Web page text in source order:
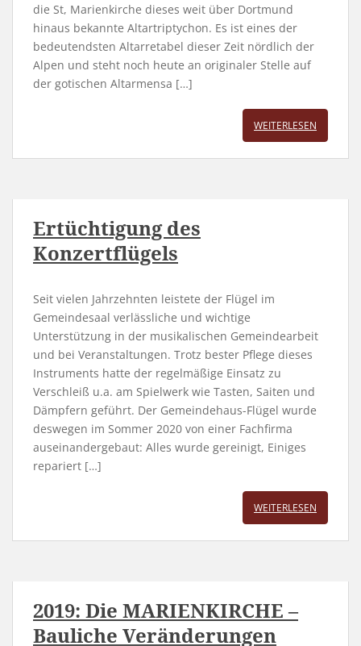
die St, Marienkirche dieses weit über Dortmund
hinaus bekannte Altartriptychon. Es ist eines der
bedeutendsten Altarretabel dieser Zeit nördlich der
Alpen und steht noch heute an originaler Stelle auf
der gotischen Altarmensa […]
WEITERLESEN
Ertüchtigung des
Konzertflügels
Seit vielen Jahrzehnten leistete der Flügel im
Gemeindesaal verlässliche und wichtige
Unterstützung in der musikalischen Gemeindearbeit
und bei Veranstaltungen. Trotz bester Pflege dieses
Instruments hatte der regelmäßige Einsatz zu
Verschleiß u.a. am Spielwerk wie Tasten, Saiten und
Dämpfern geführt. Der Gemeindehaus-Flügel wurde
deswegen im Sommer 2020 von einer Fachfirma
auseinandergebaut: Alles wurde gereinigt, Einiges
repariert […]
WEITERLESEN
2019: Die MARIENKIRCHE –
Bauliche Veränderungen